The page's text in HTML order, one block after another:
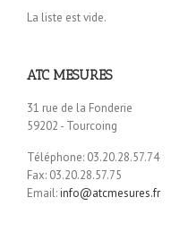
La liste est vide.
ATC MESURES
31 rue de la Fonderie
59202 - Tourcoing
Téléphone: 03.20.28.57.74
Fax: 03.20.28.57.75
Email:info@atcmesures.fr